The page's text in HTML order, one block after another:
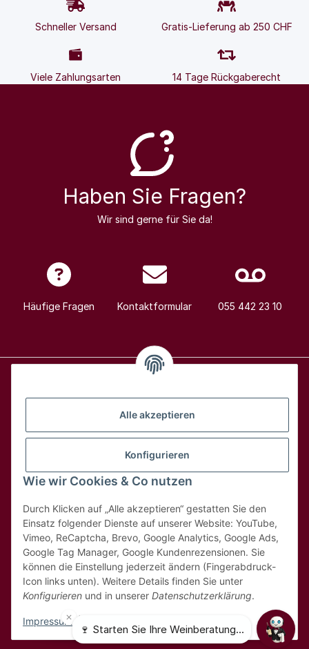
Alle akzeptieren
Konfigurieren
Wie wir Cookies & Co nutzen
Durch Klicken auf „Alle akzeptieren“ gestatten Sie den
Einsatz folgender Dienste auf unserer Website: YouTube,
Vimeo, ReCaptcha, Brevo, Google Analytics, Google Ads,
Google Tag Manager, Google Kundenrezensionen. Sie
können die Einstellung jederzeit ändern (Fingerabdruck-
Icon links unten). Weitere Details finden Sie unter
Konfigurieren und in unserer Datenschutzerklärung.
Impressum
Schneller Versand Gratis-Lieferung ab 250 CHF
Viele Zahlungsarten 14 Tage Rückgaberecht
Haben Sie Fragen?
Wir sind gerne für Sie da!
Häufige Fragen Kontaktformular 055 442 23 10
Hilfe & Kontakt
Rechtliches
© 2025 MDK Weinhandel GmbH - Weinbestellung.ch